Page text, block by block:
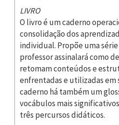
LIVRO
O livro é um caderno
consolidação dos
individual. Propõe uma
professor assinalará como
retomam conteúdos e
enfrentadas e utilizadas em
caderno há também um
vocábulos mais
três percursos didáticos.